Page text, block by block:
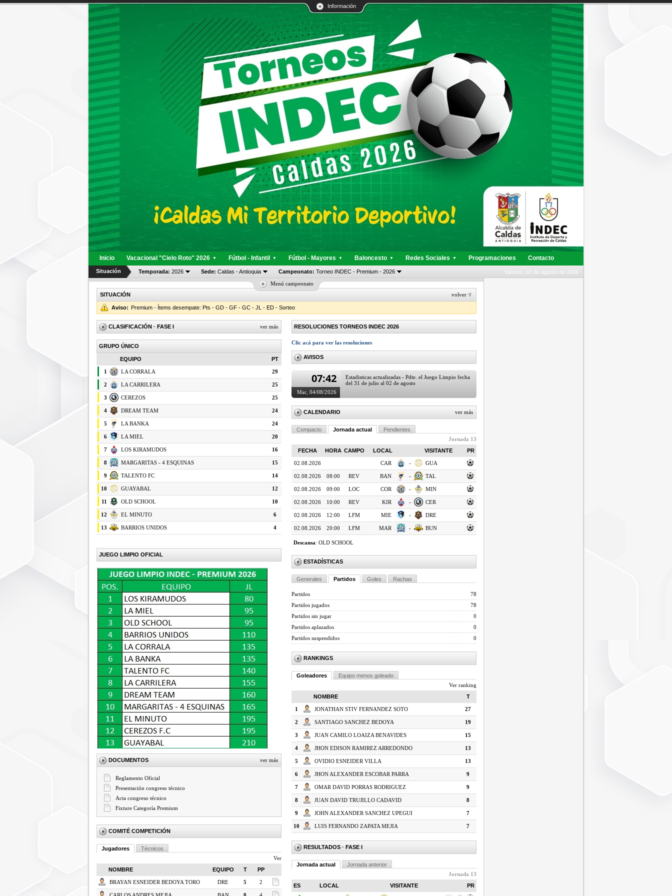
Información
Inicio Vacacional "Cielo Roto" 2026 ▼ Fútbol - Infantil ▼ Fútbol - Mayores ▼ Baloncesto ▼ Redes Sociales ▼ Programaciones Contacto
Viernes, 07 de agosto de 2026
Situación Temporada: 2026 Sede: Caldas - Antioquia Campeonato: Torneo INDEC - Premium - 2026
Menú campeonato
SITUACIÓN
volver
Aviso: Premium - Ítems desempate: Pts - GD - GF - GC - JL - ED - Sorteo
CLASIFICACIÓN · FASE I ver más
GRUPO ÚNICO
EQUIPO PT
1 LA CORRALA 29
2 LA CARRILERA 25
3 CEREZOS 25
4 DREAM TEAM 24
5 LA BANKA 24
6 LA MIEL 20
7 LOS KIRAMUDOS 16
8 MARGARITAS - 4 ESQUINAS 15
9 TALENTO FC 14
10 GUAYABAL 12
11 OLD SCHOOL 10
12 EL MINUTO 6
13 BARRIOS UNIDOS 4
JUEGO LIMPIO OFICIAL
DOCUMENTOS ver más
Reglamento Oficial
Presentación congreso técnico
Acta congreso técnico
Fixture Categoría Premium
COMITÉ COMPETICIÓN
Jugadores
Técnicos
Ver
NOMBRE
EQUIPO T PP
BRAYAN ESNEIDER BEDOYA TORO DRE 5 2
RESOLUCIONES TORNEOS INDEC 2026
Clic acá para ver las resoluciones
AVISOS
07:42
Mar, 04/08/2026
Estadisticas actualizadas - Pdte. el Juego Limpio fecha
del 31 de julio al 02 de agosto
CALENDARIO ver más
Compacto Jornada actual
Pendientes
Jornada 13
FECHA
HORA CAMPO LOCAL VISITANTE PR
02.08.2026 CAR - GUA
02.08.2026 08:00 REV BAN - TAL
02.08.2026 09:00 LOC COR - MIN
02.08.2026 10:00 REV KIR - CER
02.08.2026 12:00 LFM MIE - DRE
02.08.2026 20:00 LFM MAR - BUN
Descansa: OLD SCHOOL
ESTADÍSTICAS
Generales Partidos Goles Rachas
Partidos
78
Partidos jugados
78
Partidos sin jugar
0
Partidos aplazados
0
Partidos suspendidos
0
RANKINGS
Goleadores
Equipo menos goleado
Ver ranking
NOMBRE
T
1 JONATHAN STIV FERNANDEZ SOTO 27
2 SANTIAGO SANCHEZ BEDOYA 19
3 JUAN CAMILO LOAIZA BENAVIDES 15
4 JHON EDISON RAMIREZ ARREDONDO 13
5 OVIDIO ESNEIDER VILLA 13
6 JHON ALEXANDER ESCOBAR PARRA 9
7 OMAR DAVID PORRAS RODRIGUEZ 9
8 JUAN DAVID TRUJILLO CADAVID 8
9 JOHN ALEXANDER SANCHEZ UPEGUI 7
10 LUIS FERNANDO ZAPATA MEJIA 7
RESULTADOS · FASE I
Jornada actual
Jornada anterior
Jornada 13
ES
LOCAL VISITANTE PR